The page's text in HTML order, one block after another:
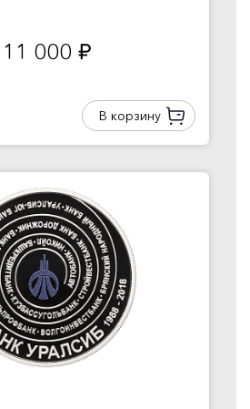
11 000 руб.
В корзину